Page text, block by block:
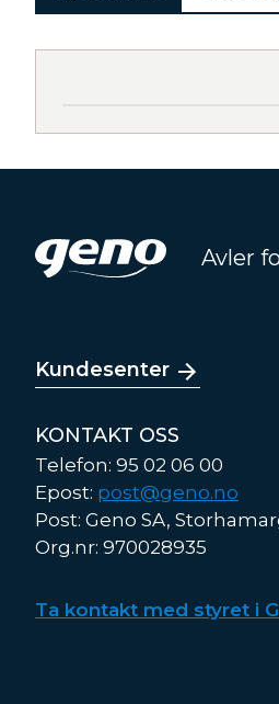
Avler
Kundesenter
KONTAKT OSS
Telefon: 95 02 06 00
Epost: post@geno.no
Post: Geno SA,
Org.nr: 970028935
Ta kontakt med styret i